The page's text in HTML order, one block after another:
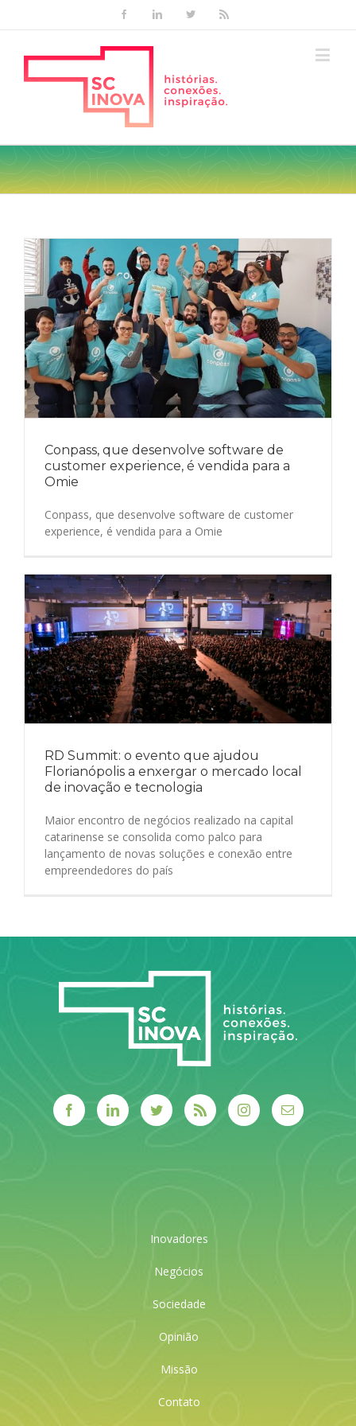
FacebookLinkedinTwitter
Conpass, que desenvolve software de
customer experience, é vendida para a
Omie
Conpass, que desenvolve software de customer
experience, é vendida para a Omie
RD Summit: o evento que ajudou
Florianópolis a enxergar o mercado local
de inovação e tecnologia
Maior encontro de negócios realizado na capital
catarinense se consolida como palco para
lançamento de novas soluções e conexão entre
empreendedores do país
Inovadores
Negócios
Sociedade
Opinião
Missão
Contato